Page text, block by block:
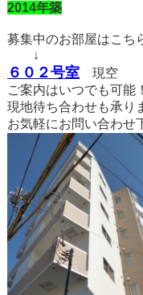
2014年築
募集中のお部屋はこち
↓
６０２号室現空
ご案内はいつでも可能！
現地待ち合わせも承り
お気軽にお問い合わせ